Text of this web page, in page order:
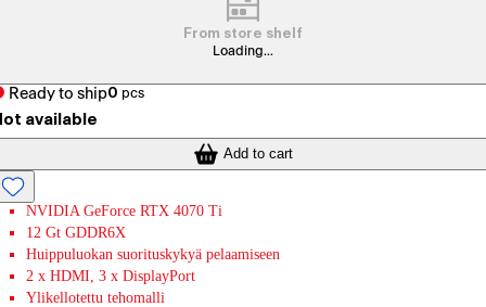
From store shelf
Loading...
Ready to ship0 pcs
available
Add to cart
NVIDIA GeForce RTX 4070 Ti
12 Gt GDDR6X
Huippuluokan suorituskykyä pelaamiseen
2 x HDMI, 3 x DisplayPort
Ylikellotettu tehomalli